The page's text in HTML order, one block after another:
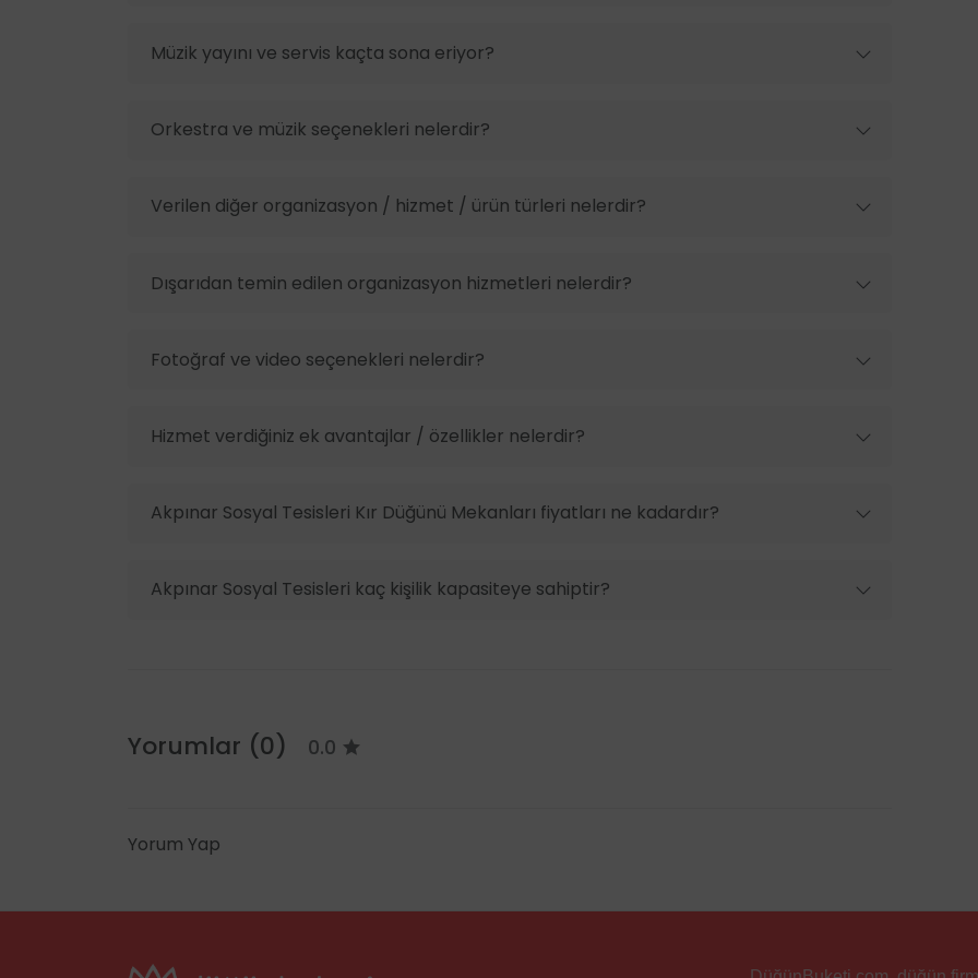
Müzik yayını ve servis kaçta sona eriyor?
Orkestra ve müzik seçenekleri nelerdir?
Verilen diğer organizasyon / hizmet / ürün türleri nelerdir?
Dışarıdan temin edilen organizasyon hizmetleri nelerdir?
Fotoğraf ve video seçenekleri nelerdir?
Hizmet verdiğiniz ek avantajlar / özellikler nelerdir?
Akpınar Sosyal Tesisleri Kır Düğünü Mekanları fiyatları ne kadardır?
Akpınar Sosyal Tesisleri kaç kişilik kapasiteye sahiptir?
Yorumlar (0) 0.0
Yorum Yap